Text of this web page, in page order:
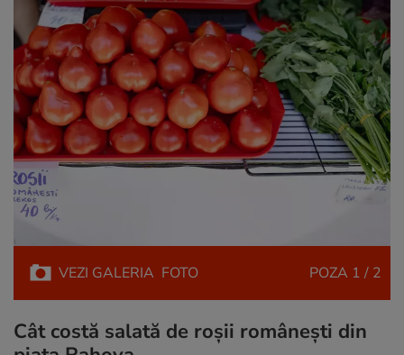
VEZI GALERIA FOTO POZA 1 / 2
Cât costă salată de roșii românești din